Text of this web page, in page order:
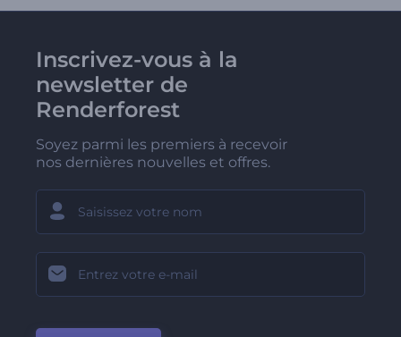
Inscrivez-vous à la
newsletter de
Renderforest
Soyez parmi les premiers à recevoir
nos dernières nouvelles et offres.